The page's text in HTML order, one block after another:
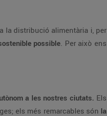
la distribució alimentària i, per
possible. Per això ens
a les nostres ciutats. Els
els més remarcables són la